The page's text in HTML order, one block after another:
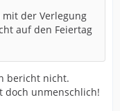
der Verlegung
auf den Feiertag
bericht nicht.
doch unmenschlich!